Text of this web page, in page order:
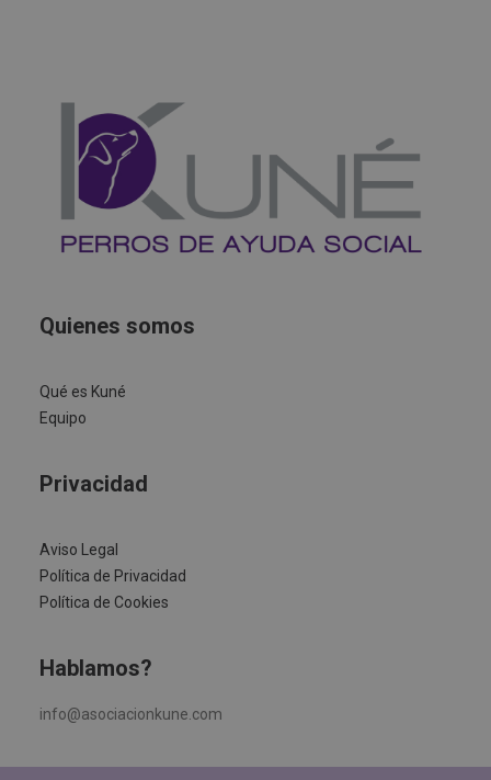
Quienes somos
Qué es Kuné
Equipo
Privacidad
Aviso Legal
Política de Privacidad
Política de Cookies
Hablamos?
info@asociacionkune.com